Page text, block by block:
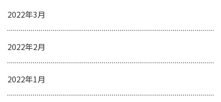
2022年3月
2022年2月
2022年1月